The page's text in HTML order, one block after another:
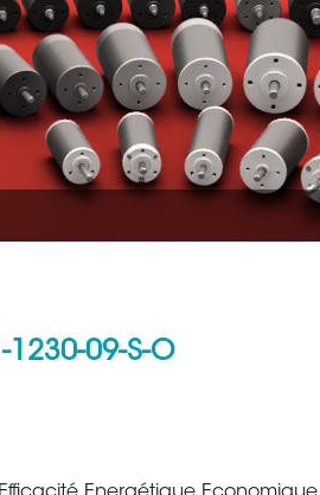
1230-09-S-O